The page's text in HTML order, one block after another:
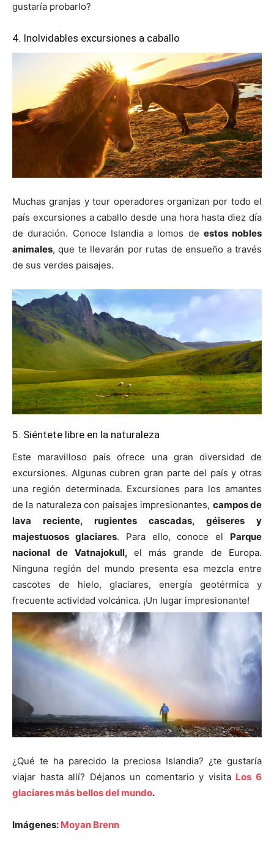
gustaría probarlo?
4. Inolvidables excursiones a caballo
Muchas granjas y tour operadores organizan por todo el
país excursiones a caballo desde una hora hasta diez día
de duración. Conoce Islandia a lomos de estos nobles
animales, que te llevarán por rutas de ensueño a través
de sus verdes paisajes.
5. Siéntete libre en la naturaleza
Este maravilloso país ofrece una gran diversidad de
excursiones. Algunas cubren gran parte del país y otras
una región determinada. Excursiones para los amantes
de la naturaleza con paisajes impresionantes, campos de
lava reciente, rugientes cascadas, géiseres y
majestuosos glaciares. Para ello, conoce el Parque
nacional de Vatnajokull, el más grande de Europa.
Ninguna región del mundo presenta esa mezcla entre
cascotes de hielo, glaciares, energía geotérmica y
frecuente actividad volcánica. ¡Un lugar impresionante!
¿Qué te ha parecido la preciosa Islandia? ¿te gustaría
viajar hasta allí? Déjanos un comentario y visita Los 6
glaciares más bellos del mundo.
Imágenes: Moyan Brenn